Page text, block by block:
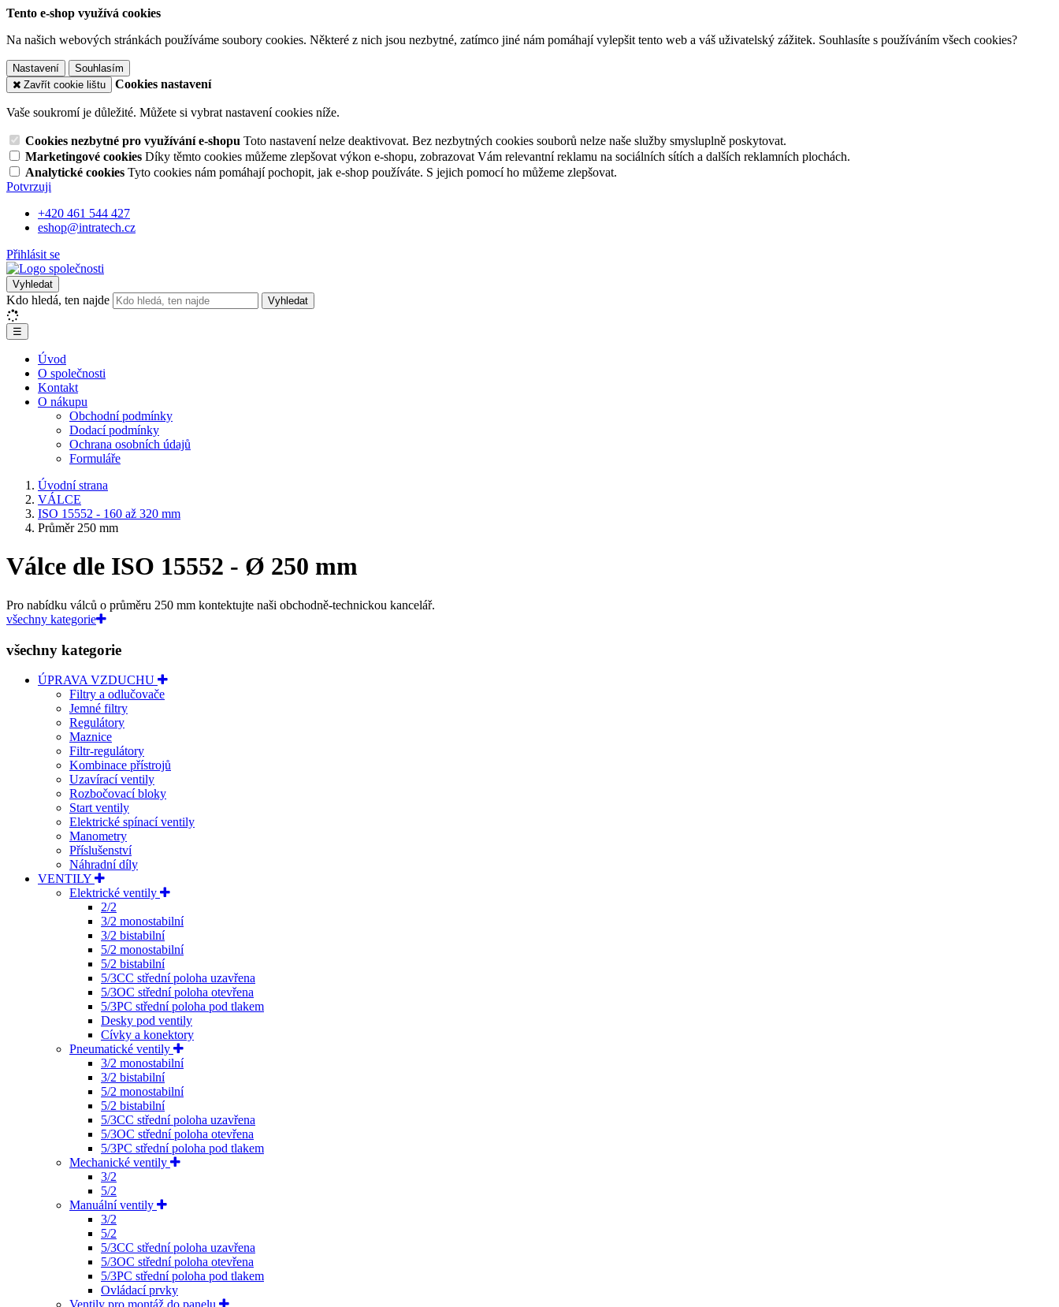
Tento e-shop využívá cookies
Na našich webových stránkách používáme soubory cookies. Některé z nich jsou nezbytné, zatímco jiné nám pomáhají vylepšit tento web a váš uživatelský zážitek. Souhlasíte s používáním všech cookies?
Nastavení
Souhlasím
Zavřít cookie lištu
Cookies nastavení
Vaše soukromí je důležité. Můžete si vybrat nastavení cookies níže.
Cookies nezbytné pro využívání e-shopu Toto nastavení nelze deaktivovat. Bez nezbytných cookies souborů nelze naše služby smysluplně poskytovat.
Marketingové cookies Díky těmto cookies můžeme zlepšovat výkon e-shopu, zobrazovat Vám relevantní reklamu na sociálních sítích a dalších reklamních plochách.
Analytické cookies Tyto cookies nám pomáhají pochopit, jak e-shop používáte. S jejich pomocí ho můžeme zlepšovat.
Potvrzuji
+420 461 544 427
eshop@intratech.cz
Přihlásit se
Vyhledat
Kdo hledá, ten najde Vyhledat
☰
Úvod
O společnosti
Kontakt
O nákupu
Obchodní podmínky
Dodací podmínky
Ochrana osobních údajů
Formuláře
Úvodní strana
VÁLCE
ISO 15552 - 160 až 320 mm
Průměr 250 mm
Válce dle ISO 15552 - Ø 250 mm
Pro nabídku válců o průměru 250 mm kontektujte naši obchodně-technickou kancelář.
všechny kategorie
všechny kategorie
ÚPRAVA VZDUCHU
Filtry a odlučovače
Jemné filtry
Regulátory
Maznice
Filtr-regulátory
Kombinace přístrojů
Uzavírací ventily
Rozbočovací bloky
Start ventily
Elektrické spínací ventily
Manometry
Příslušenství
Náhradní díly
VENTILY
Elektrické ventily
2/2
3/2 monostabilní
3/2 bistabilní
5/2 monostabilní
5/2 bistabilní
5/3CC střední poloha uzavřena
5/3OC střední poloha otevřena
5/3PC střední poloha pod tlakem
Desky pod ventily
Cívky a konektory
Pneumatické ventily
3/2 monostabilní
3/2 bistabilní
5/2 monostabilní
5/2 bistabilní
5/3CC střední poloha uzavřena
5/3OC střední poloha otevřena
5/3PC střední poloha pod tlakem
Mechanické ventily
3/2
5/2
Manuální ventily
3/2
5/2
5/3CC střední poloha uzavřena
5/3OC střední poloha otevřena
5/3PC střední poloha pod tlakem
Ovládací prvky